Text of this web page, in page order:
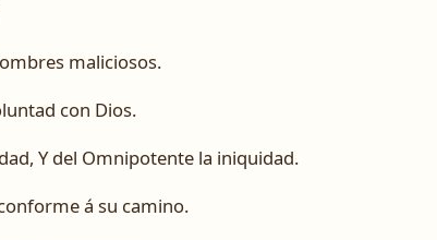
maliciosos.
con Dios.
Y del Omnipotente la iniquidad.
á su camino.